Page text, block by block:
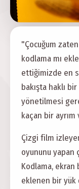
"Çocuğum
kodlama mı
ettiğimizde en
bakışta haklı
yönetilmesi
kaçan bir ayrım
Çizgi film
oyununu yapan
Kodlama, ekran
eklenen bir